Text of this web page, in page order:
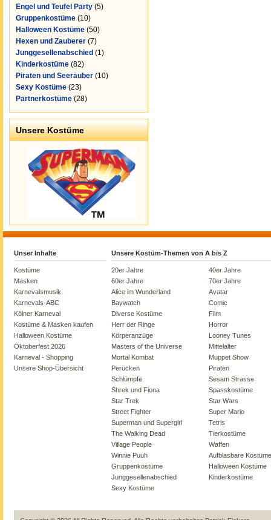
Engel und Teufel Party (5)
Gruppenkostüme (10)
Halloween Kostüme (50)
Hexen und Zauberer (7)
Junggesellenabschied (1)
Kinderkostüme (82)
Piraten und Seeräuber (10)
Sexy Kostüme (23)
Partnerkostüme (28)
Unsere Kostüme
Unser Inhalte
Kostüme
Masken
Karnevalsmusik
Karnevals-ABC
Kölner Karneval
Kostüme & Masken kaufen
Halloween Kostüme
Oktoberfest 2026
Karneval - Shopping
Unsere Shop-Übersicht
Unsere Kostüm-Themen von A bis Z
20er Jahre
40er Jahre
60er Jahre
70er Jahre
Alice im Wunderland
Avatar
Baywatch
Comic
Diverse Kostüme
Film
Herr der Ringe
Horror
Körperanzüge
Looney Tunes
Masters of the Universe
Mittelalter
Mortal Kombat
Muppet Show
Perücken
Piraten
Schlümpfe
Sesam Strasse
Shrek und Fiona
Spasskostüme
Star Trek
Star Wars
Street Fighter
Super Mario
Superman und Supergirl
Tetris
The Walking Dead
Tierkostüme
Village People
Waffen
Winnie Puuh
Aufblasbare Kostüme
Gruppenkostüme
Halloween Kostüme
Junggesellenabschied
Kinderkostüme
Sexy Kostüme